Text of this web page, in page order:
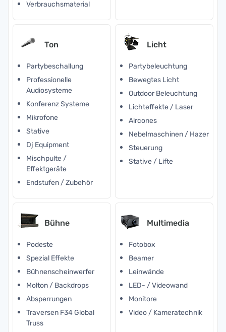
Verbrauchsmaterial
Ton
Partybeschallung
Professionelle
Audiosysteme
Konferenz Systeme
Mikrofone
Stative
Dj Equipment
Mischpulte /
Effektgeräte
Endstufen / Zubehör
Licht
Partybeleuchtung
Bewegtes Licht
Outdoor Beleuchtung
Lichteffekte / Laser
Aircones
Nebelmaschinen / Hazer
Steuerung
Stative / Lifte
Bühne
Podeste
Spezial Effekte
Bühnenscheinwerfer
Molton / Backdrops
Absperrungen
Traversen F34 Global
Truss
Multimedia
Fotobox
Beamer
Leinwände
LED- / Videowand
Monitore
Video / Kameratechnik